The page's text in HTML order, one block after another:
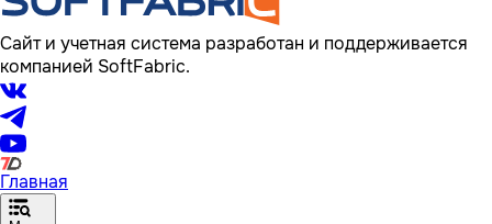
Сайт и учетная система разработан и поддерживается
компанией SoftFabric.
Главная